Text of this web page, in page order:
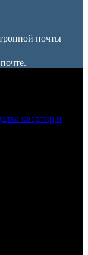
почты
квартир и